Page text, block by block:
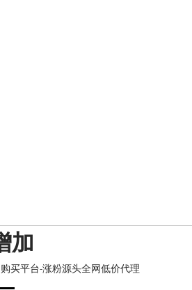
加
买平台-涨粉源头全网低价代理